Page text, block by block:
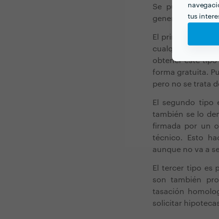
tus
Se pueden
general.
El primero es la
cualquier
obtener este
forma gratuita.
pero no se trata
El segundo
también se lo
firmada por un
técnico. Esto
aunque no va a
El tercer tipo es
son también
tasación
solicitar